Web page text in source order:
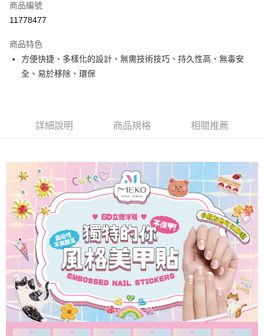
信用卡分期付款
合作金庫商業銀行
華南商業銀行
彰化商業銀行
上海商業儲蓄銀行
聯邦商業銀行
遠東國際商業銀行
台新國際商業銀行
中國信託商業銀行
台灣樂天信用卡公司
超商取貨付款
LINE Pay
街口支付
AFTEE先享後付
相關說明
【關於「AFTEE先享後付」】
AFTEE先享後付是「在收到商品之後才付款」的支付方式。 讓您購物簡單
便利好安心！
１．簡單：不需註冊會員、不需綁卡、不需儲值。
２．便利：只要手機號碼，簡訊認證，即可結帳。
３．安心：先確認商品／服務後，再付款。
【「AFTEE先享後付」結帳流程】
１．於結帳方式選擇「AFTEE先享後付」後，將跳轉至「AFTEE先享後付」
結帳頁面，進行簡訊認證並確認金額後，即可完成結帳。
２．訂單成立數日內，您將收到繳費通知簡訊。
３．收到繳費通知簡訊後14天內，點擊此簡訊中的連結，可透過四大超商／
ATM／網路銀行／等多元方式進行付款，方視為交易完成。
※ 請注意：結帳手續完成當下不需立刻繳費，但若您需要取消訂單，請聯絡
ATM付款
運送方式
全家取貨付款
每筆NT$65，滿NT$499(含以上)免運費
付款後全家取貨
每筆NT$65，滿NT$499(含以上)免運費
7-11取貨付款
商品編號
11778477
商品特色
方便快捷、多樣化的設計、無需技術技巧、持久性高、無毒安
全、易於移除、環保
詳細說明 商品規格 相關推薦